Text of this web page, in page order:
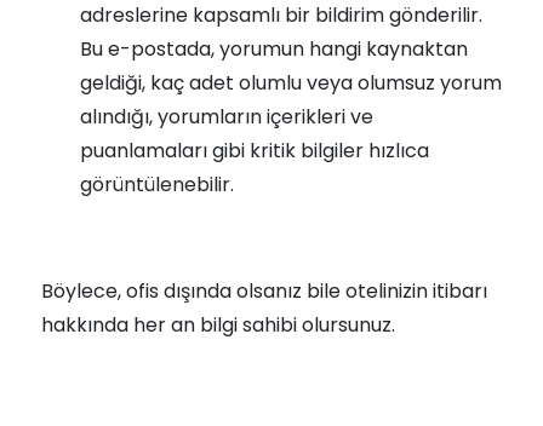
adreslerine kapsamlı bir bildirim gönderilir.
Bu e-postada, yorumun hangi kaynaktan
geldiği, kaç adet olumlu veya olumsuz yorum
alındığı, yorumların içerikleri ve
puanlamaları gibi kritik bilgiler hızlıca
görüntülenebilir.
Böylece, ofis dışında olsanız bile otelinizin itibarı
hakkında her an bilgi sahibi olursunuz.